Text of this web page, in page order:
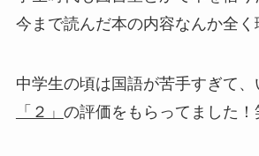
今まで読んだ本の内容なんか全く
中学生の頃は国語が苦手すぎて、
「２」 の評価をもらってました！